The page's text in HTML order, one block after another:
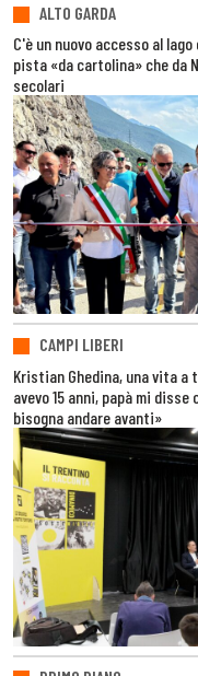
ALTO GARDA
C'è un nuovo accesso al
pista «da cartolina» che da
secolari
CAMPI LIBERI
Kristian Ghedina, una vita a
avevo 15 anni, papà mi
bisogna andare avanti»